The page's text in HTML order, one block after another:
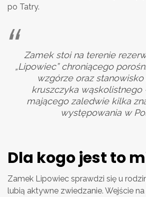
po Tatry.
Zamek stoi na terenie
„Lipowiec” chroniącego
wzgórze oraz
kruszczyka wąskolistnego
mającego zaledwie kilka
występowania w
Dla kogo jest to
Zamek Lipowiec sprawdzi się u
lubią aktywne zwiedzanie. Wejście